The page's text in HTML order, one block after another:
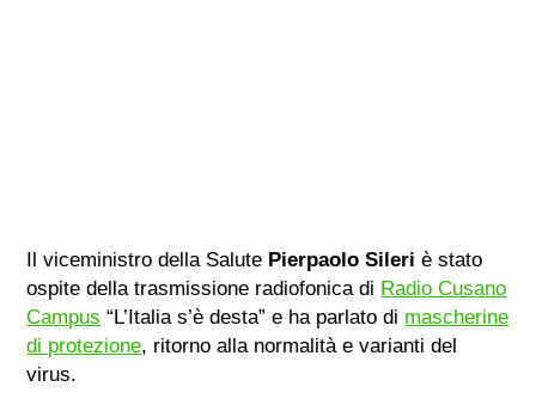
Il viceministro della Salute Pierpaolo Sileri è stato
ospite della trasmissione radiofonica di Radio Cusano
Campus “L’Italia s’è desta” e ha parlato di mascherine
di protezione, ritorno alla normalità e varianti del
virus.